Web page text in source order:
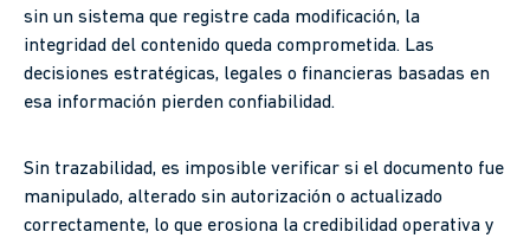
sin un sistema que registre cada modificación, la
integridad del contenido queda comprometida. Las
decisiones estratégicas, legales o financieras basadas en
esa información pierden confiabilidad.
Sin trazabilidad, es imposible verificar si el documento fue
manipulado, alterado sin autorización o actualizado
correctamente, lo que erosiona la credibilidad operativa y